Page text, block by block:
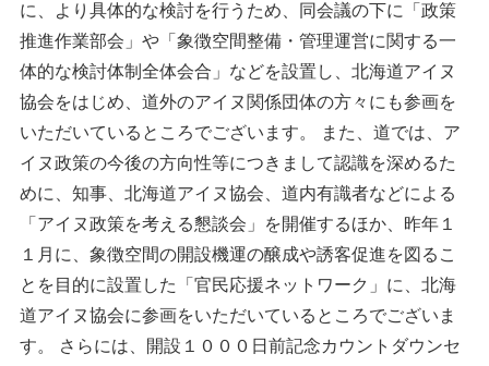
に、より具体的な検討を行うため、同会議の下に「政策
推進作業部会」や「象徴空間整備・管理運営に関する一
体的な検討体制全体会合」などを設置し、北海道アイヌ
協会をはじめ、道外のアイヌ関係団体の方々にも参画を
いただいているところでございます。 また、道では、ア
イヌ政策の今後の方向性等につきまして認識を深めるた
めに、知事、北海道アイヌ協会、道内有識者などによる
「アイヌ政策を考える懇談会」を開催するほか、昨年１
１月に、象徴空間の開設機運の醸成や誘客促進を図るこ
とを目的に設置した「官民応援ネットワーク」に、北海
道アイヌ協会に参画をいただいているところでございま
す。 さらには、開設１０００日前記念カウントダウンセ